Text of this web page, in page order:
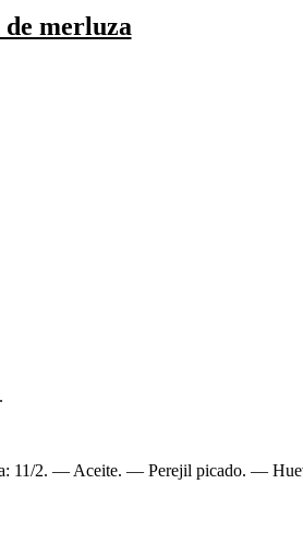
merluza
2. — Aceite. — Perejil picado. —